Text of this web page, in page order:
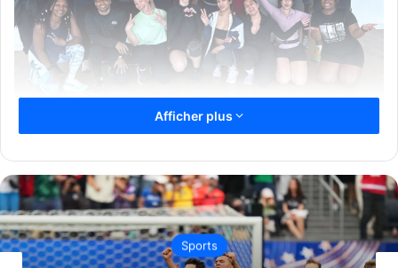
Participants édition 2026
Afficher plus
Sports